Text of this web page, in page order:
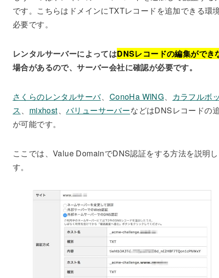
です。こちらはドメインにTXTレコードを追加できる環
必要です。
レンタルサーバーによってはDNSレコードの編集ができ
場合があるので、サーバー会社に確認が必要です。
さくらのレンタルサーバ、 ConoHa WING、
カラフルボ
ス 、 mixhost、 バリューサーバーなどはDNSレコードの
が可能です。
ここでは、Value DomainでDNS認証をする方法を説明
す。